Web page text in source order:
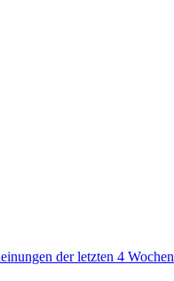
der letzten 4 Wochen